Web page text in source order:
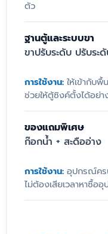
คาเฟ่ หรือโรงพ
แท้ 100% เกรด
ต่อการกัดกร่อน
สะอาดให้เป็นระ
แมลงได้อย่างมีป
ตัว
ฐานตู้และระบบขา
ขาปรับระดับ ปรับระ
การใช้งาน: ให้เข้ากับ
ช่วยให้ตู้ซิงค์ตั้งได้อย่
ของแถมพิเศษ
ก๊อกน้ำ + สะดืออ่าง
การใช้งาน: อุปกรณ์คร
ไม่ต้องเสียเวลาหาซื้อ